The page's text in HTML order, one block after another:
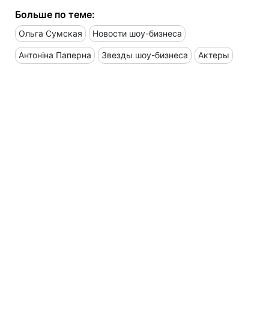
Больше по теме:
Ольга Сумская Новости шоу-бизнеса
Антоніна Паперна Звезды шоу-бизнеса Актеры